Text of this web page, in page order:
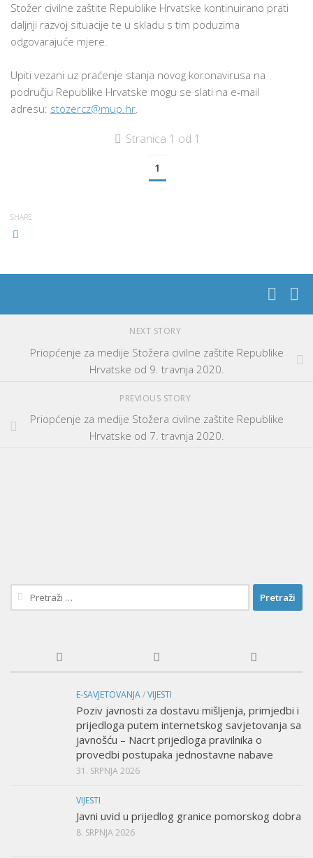
Stožer civilne zaštite Republike Hrvatske kontinuirano prati
daljnji razvoj situacije te u skladu s tim poduzima
odgovarajuće mjere.
Upiti vezani uz praćenje stanja novog koronavirusa na
području Republike Hrvatske mogu se slati na e-mail
adresu: stozercz@mup.hr.
Stranica 1 od 1
1
SHARE
NEXT STORY
Priopćenje za medije Stožera civilne zaštite Republike
Hrvatske od 9. travnja 2020.
PREVIOUS STORY
Priopćenje za medije Stožera civilne zaštite Republike
Hrvatske od 7. travnja 2020.
Pretraži:
E-SAVJETOVANJA/VIJESTI
Poziv javnosti za dostavu mišljenja, primjedbi i
prijedloga putem internetskog savjetovanja sa
javnošću – Nacrt prijedloga pravilnika o
provedbi postupaka jednostavne nabave
31. SRPNJA 2026
VIJESTI
Javni uvid u prijedlog granice pomorskog dobra
8. SRPNJA 2026